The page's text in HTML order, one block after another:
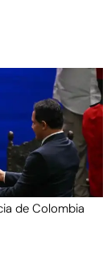
de Colombia